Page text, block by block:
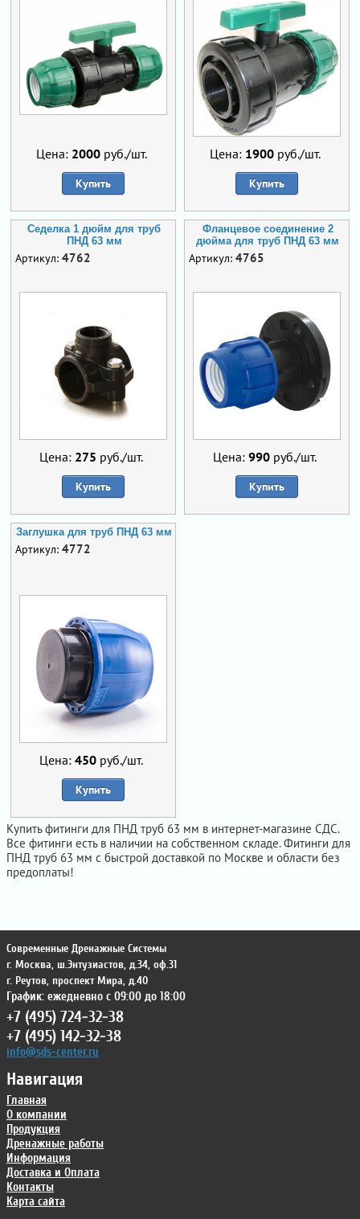
Цена: 2000руб./шт.
Купить
Цена: 1900руб./шт.
Купить
Седелка 1 дюйм для труб
ПНД 63 мм
Артикул: 4762
Цена: 275 руб./шт.
Купить
Фланцевое соединение 2
дюйма для труб ПНД 63 мм
Артикул: 4765
Цена: 990 руб./шт.
Купить
Заглушка для труб ПНД 63 мм
Артикул: 4772
Цена: 450 руб./шт.
Купить
Купить фитинги для ПНД труб 63 мм в интернет-магазине СДС.
Все фитинги есть в наличии на собственном складе. Фитинги для
ПНД труб 63 мм с быстрой доставкой по Москве и области без
предоплаты!
Навигация
Главная
О компании
Продукция
Дренажные работы
Информация
Доставка и Оплата
Контакты
Карта сайта
Современные Дренажные Системы
г. Москва, ш.Энтузиастов, д.34, оф.31
г. Реутов, проспект Мира, д.40
График: ежедневно с 09:00 до 18:00
+7 (495) 724-32-38
+7 (495) 142-32-38
info@sds-center.ru